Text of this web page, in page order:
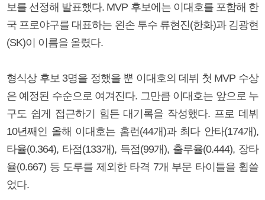
보를 선정해 발표했다. MVP 후보에는 이대호를 포함해 한
국 프로야구를 대표하는 왼손 투수 류현진(한화)과 김광현
(SK)이 이름을 올렸다.
형식상 후보 3명을 정했을 뿐 이대호의 데뷔 첫 MVP 수상
은 예정된 수순으로 여겨진다. 그만큼 이대호는 앞으로 누
구도 쉽게 접근하기 힘든 대기록을 작성했다. 프로 데뷔
10년째인 올해 이대호는 홈런(44개)과 최다 안타(174개),
타율(0.364), 타점(133개), 득점(99개), 출루율(0.444), 장타
율(0.667) 등 도루를 제외한 타격 7개 부문 타이틀을 휩쓸
었다.